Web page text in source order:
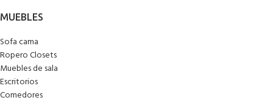
MUEBLES
Sofa cama
Ropero Closets
Muebles de sala
Escritorios
Comedores